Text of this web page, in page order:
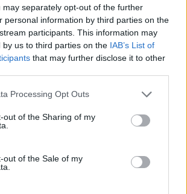
may separately opt-out of the further
personal information by third parties on the
participants. This information may
by us to third parties on the IAB’s List of
that may further disclose it to other
Processing Opt Outs
out of the Sharing of my
out of the Sale of my